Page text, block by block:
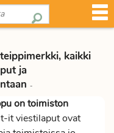
kaikki
ja
-
on toimiston
it viestilaput ovat